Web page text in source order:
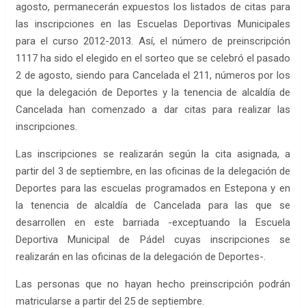
agosto, permanecerán expuestos los listados de citas para
las inscripciones en las Escuelas Deportivas Municipales
para el curso 2012-2013. Así, el número de preinscripción
1117 ha sido el elegido en el sorteo que se celebró el pasado
2 de agosto, siendo para Cancelada el 211, números por los
que la delegación de Deportes y la tenencia de alcaldía de
Cancelada han comenzado a dar citas para realizar las
inscripciones.
Las inscripciones se realizarán según la cita asignada, a
partir del 3 de septiembre, en las oficinas de la delegación de
Deportes para las escuelas programados en Estepona y en
la tenencia de alcaldía de Cancelada para las que se
desarrollen en este barriada -exceptuando la Escuela
Deportiva Municipal de Pádel cuyas inscripciones se
realizarán en las oficinas de la delegación de Deportes-.
Las personas que no hayan hecho preinscripción podrán
matricularse a partir del 25 de septiembre.